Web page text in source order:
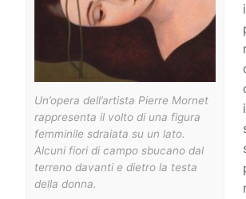
Un’opera dell’artista Pierre Mornet
rappresenta il volto di una figura
femminile sdraiata su un lato.
Alcuni fiori di campo sbucano dal
terreno davanti e dietro la testa
della donna.